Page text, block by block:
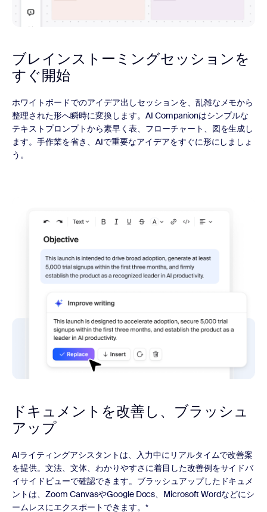
ブレインストーミングセッションを
すぐ開始
ホワイトボードでのアイデア出しセッションを、乱雑なメモから
整理された形へ瞬時に変換します。AI Companionはシンプルな
テキストプロンプトから素早く表、フローチャート、図を生成し
ます。手作業を省き、AIで重要なアイデアをすぐに形にしましょ
う。
ドキュメントを改善し、 ブラッシュ
アップ
AIライティングアシスタントは、入力中にリアルタイムで改善案
を提供。文法、文体、わかりやすさに着目した改善例をサイドバ
イサイドビューで確認できます。ブラッシュアップしたドキュメ
ントは、Zoom CanvasやGoogle Docs、Microsoft Wordなどにシ
ームレスにエクスポートできます。*